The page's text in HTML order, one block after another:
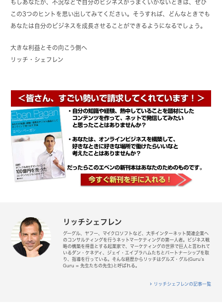
もしあなたが、不況などで自分のビジネスがうまくいかないときは、ぜひ
この3つのヒントを思い出してみてください。そうすれば、どんなときでも
あなたは自分のビジネスを成長させることができるようになるでしょう。
大きな利益とその向こう側へ
リッチ・シェフレン
リッチシェフレン
グーグル、ヤフー、マイクロソフトなど、大手インターネット関連企業へ
のコンサルティングを行うネットマーケティングの第一人者。ビジネス戦
略の構築を得意とする起業家で、マーケティングの世界で巨人と言われて
いるダン・ケネディ、ジェイ・エイブラハムたちとパートナーシップを取
り、指導を行っている。そんな経歴からリッチはグルズ・グル(Guru’s
Guru = 先生たちの先生)と呼ばれる。
リッチシェフレンの記事一覧